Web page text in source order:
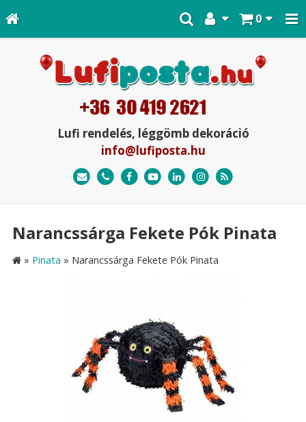
0
Lufi rendelés, léggömb dekoráció
info@lufiposta.hu
Narancssárga Fekete Pók Pinata
» Pinata » Narancssárga Fekete Pók Pinata